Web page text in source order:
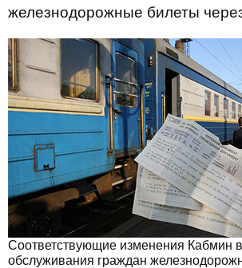
железнодорожные билеты
Соответствующие изменения Кабмин
обслуживания граждан